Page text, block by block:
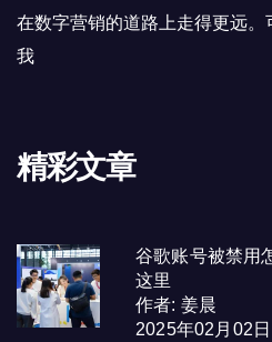
在数字营销的道路上走得更远。
我
精彩文章
谷歌账号被禁用
这里
作者: 姜晨
2025年02月02日